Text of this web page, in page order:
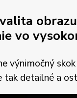
obrazu
vo
výnimočný
tak detailné a